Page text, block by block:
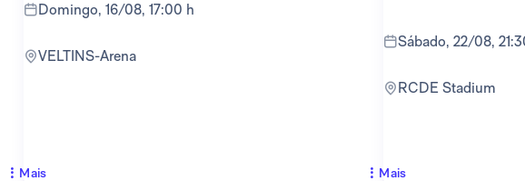
domingo, 16/08, 17:00 h
VELTINS-Arena
Mais
sábado, 22/08,
RCDE Stadium
Mais